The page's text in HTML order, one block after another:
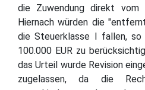
die Zuwendung direkt vom
Hiernach würden die
die Steuerklasse I fallen,
100.000 EUR zu
das Urteil wurde Revision
zugelassen, da die